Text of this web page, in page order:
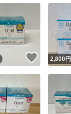
いいね！
2,800円